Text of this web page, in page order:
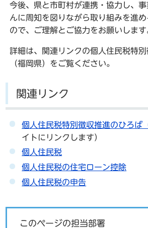
今後、県と市町村が連携・協力し、
んに周知を図りながら取り組みを進
ので、ご理解とご協力をお願いします
詳細は、関連リンクの個人住民税特
（福岡県）をご覧ください。
関連リンク
個人住民税特別徴収推進のひろば
イトにリンクします）
個人住民税
個人住民税の住宅ローン控除
個人住民税の申告
このページの担当部署